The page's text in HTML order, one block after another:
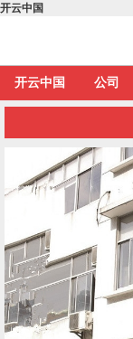
开云中国
开云中国 公司